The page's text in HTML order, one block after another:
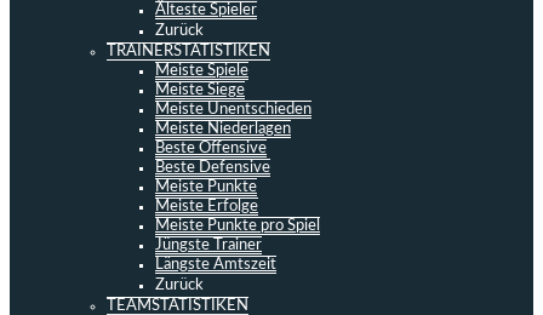
Älteste Spieler
Zurück
TRAINERSTATISTIKEN
Meiste Spiele
Meiste Siege
Meiste Unentschieden
Meiste Niederlagen
Beste Offensive
Beste Defensive
Meiste Punkte
Meiste Erfolge
Meiste Punkte pro Spiel
Jüngste Trainer
Längste Amtszeit
Zurück
TEAMSTATISTIKEN